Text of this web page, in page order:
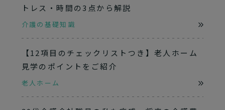
トレス・時間の3点から解説
介護の基礎知識
【12項目のチェックリストつき】老人ホーム
見学のポイントをご紹介
老人ホーム